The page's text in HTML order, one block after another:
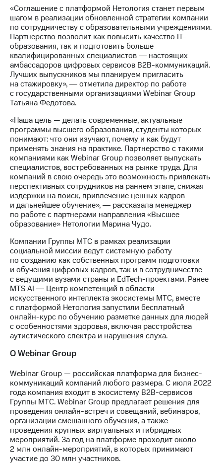
Раскрытие
информации
Информация
акционерам
Документы
ПАО
"МТС"
Собрания
акционеров
Личный
кабинет
акционера
Акционерный
капитал
Контроль
и
аудит
Рынок
акций
Описание
Программа
приобретения
Порядок
выкупа
акций
Дивиденды
Рынок
облигаций
Описание
Еврооблигации-2023
Уведомление
о
погашении
облигаций
Регистратор
Реквизиты
Контакты
развитие
деловая этика
На главную
«Соглашение с платформой Нетология станет первым
шагом в реализации обновленной стратегии компании
по сотрудничеству с образовательными учреждениями.
Партнерство позволит как повысить качество IT-
образования, так и подготовить больше
квалифицированных специалистов ― настоящих
амбассадоров цифровых сервисов B2B-коммуникаций.
Лучших выпускников мы планируем пригласить
на стажировку», ― отметила директор по работе
с государственными организациями Webinar Group
Татьяна Федотова.
«Наша цель — делать современные, актуальные
программы высшего образования, студенты которых
понимают: что они изучают, почему и как будут
применять знания на практике. Партнерство с такими
компаниями как Webinar Group позволяет выпускать
специалистов, востребованных на рынке труда. Для
компаний в свою очередь это возможность привлекать
перспективных сотрудников на раннем этапе, снижая
издержки на поиск, привлечение ценных кадров
и дальнейшее обучение», ― рассказала менеджер
по работе с партнерами направления «Высшее
образование» Нетологии Марина Чудо.
Компании Группы МТС в рамках реализации
социальной миссии ведут системную работу
по созданию как собственных программ подготовки
и обучения цифровых кадров, так и в сотрудничестве
с ведущими вузами страны и EdTech-проектами. Ранее
MTS AI ― Центр компетенций в области
искусственного интеллекта экосистемы МТС, вместе
с платформой Нетология запустили бесплатный
онлайн-курс по обучению разметке данных для людей
с особенностями здоровья, включая расстройства
аутистического спектра и нарушения слуха.
О Webinar Group
Webinar Group — российская платформа для бизнес-
коммуникаций компаний любого размера. С июля 2022
года компания входит в экосистему В2В-сервисов
Группы МТС. Webinar Group предлагает решения для
проведения онлайн-встреч и совещаний, вебинаров,
организации смешанного обучения, а также
проведения крупных виртуальных и гибридных
мероприятий. За год на платформе проходит около
2 млн онлайн-мероприятий, в которых принимают
участие до 30 млн участников.